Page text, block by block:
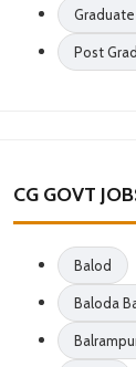
Graduate
Post
CG GOVT
Balod
Baloda